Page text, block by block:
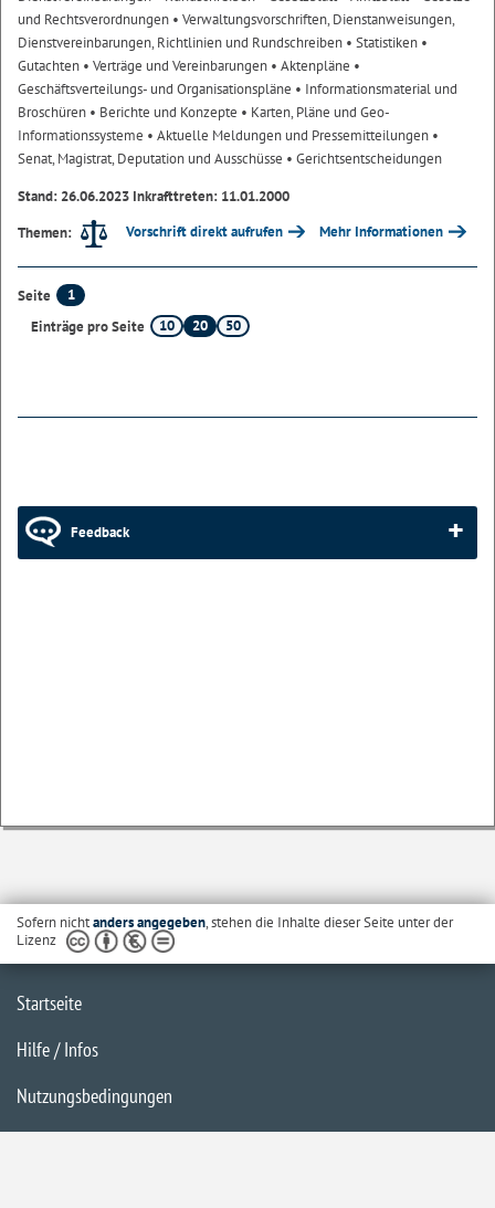
und Rechtsverordnungen • Verwaltungsvorschriften, Dienstanweisungen,
Dienstvereinbarungen, Richtlinien und Rundschreiben • Statistiken •
Gutachten • Verträge und Vereinbarungen • Aktenpläne •
Geschäftsverteilungs- und Organisationspläne • Informationsmaterial und
Broschüren • Berichte und Konzepte • Karten, Pläne und Geo-
Informationssysteme • Aktuelle Meldungen und Pressemitteilungen •
Senat, Magistrat, Deputation und Ausschüsse • Gerichtsentscheidungen
Stand: 26.06.2023 Inkrafttreten: 11.01.2000
Themen:
Vorschrift direkt aufrufen Mehr Informationen
Seite
1
Einträge pro Seite
10 20 50
Feedback
Sofern nichtanders angegeben, stehen die Inhalte dieser Seite unter der
Lizenz
Startseite
Hilfe / Infos
Nutzungsbedingungen